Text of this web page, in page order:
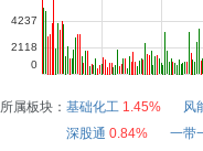
所属板块： 基础化工 1.45%
风
深股通 0.84%
一带